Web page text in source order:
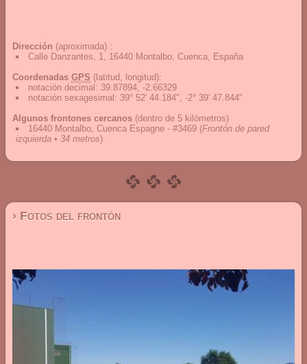
Dirección (aproximada) :
Calle Danzantes, 1, 16440 Montalbo, Cuenca, España
Coordenadas GPS (latitud, longitud):
notación decimal : 39.87894, -2.66329
notación sexagesimal : 39° 52' 44.184", -2° 39' 47.844"
Algunos frontones cercanos (dentro de 5 kilómetros)
16440 Montalbo, Cuenca Espagne - #3469 (Frontón de pared
izquierda • 34 metros)
› Fotos del frontón